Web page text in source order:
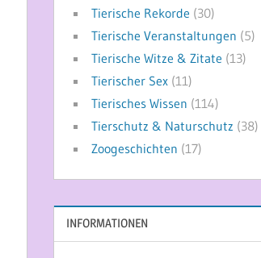
Tierische Rekorde (30)
Tierische Veranstaltungen (5)
Tierische Witze & Zitate (13)
Tierischer Sex (11)
Tierisches Wissen (114)
Tierschutz & Naturschutz (38)
Zoogeschichten (17)
INFORMATIONEN